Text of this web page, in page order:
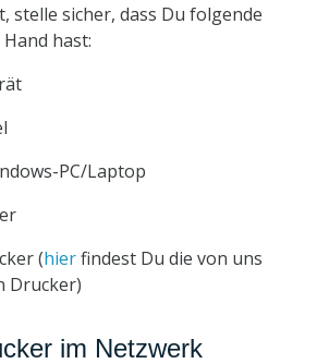
stelle sicher, dass Du folgende
hast:
PC/Laptop
(hierfindest Du die von uns
Drucker)
im Netzwerk